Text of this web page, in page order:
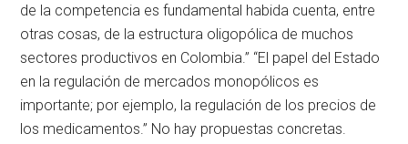
de la competencia es fundamental habida cuenta, entre
otras cosas, de la estructura oligopólica de muchos
sectores productivos en Colombia.” “El papel del Estado
en la regulación de mercados monopólicos es
importante; por ejemplo, la regulación de los precios de
los medicamentos.” No hay propuestas concretas.